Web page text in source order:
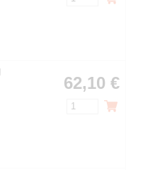
62,10 €